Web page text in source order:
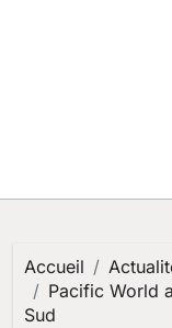
Accueil
Pacific World
Sud